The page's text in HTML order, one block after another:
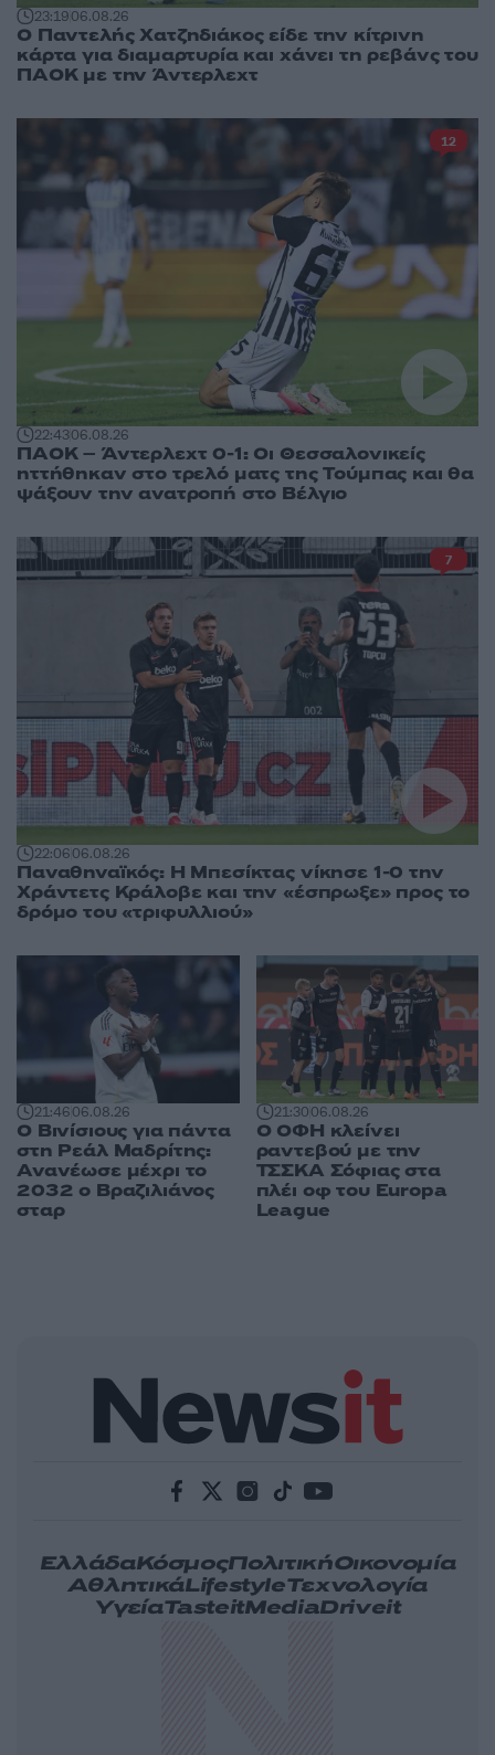
23:1906.08.26
Ο Παντελής Χατζηδιάκος είδε την κίτρινη
κάρτα για διαμαρτυρία και χάνει τη ρεβάνς του
ΠΑΟΚ με την Άντερλεχτ
22:4306.08.26
ΠΑΟΚ – Άντερλεχτ 0-1: Οι Θεσσαλονικείς
ηττήθηκαν στο τρελό ματς της Τούμπας και θα
ψάξουν την ανατροπή στο Βέλγιο
12
22:0606.08.26
Παναθηναϊκός: Η Μπεσίκτας νίκησε 1-0 την
Χράντετς Κράλοβε και την «έσπρωξε» προς το
δρόμο του «τριφυλλιού»
7
21:4606.08.26
Ο Βινίσιους για πάντα
στη Ρεάλ Μαδρίτης:
Ανανέωσε μέχρι το
2032 ο Βραζιλιάνος
σταρ
21:3006.08.26
Ο ΟΦΗ κλείνει
ραντεβού με την
ΤΣΣΚΑ Σόφιας στα
πλέι οφ του Europa
League
ΕλλάδαΚόσμοςΠολιτικήΟικονομία
ΑθλητικάLifestyleΤεχνολογία
ΥγείαTasteitMediaDriveit